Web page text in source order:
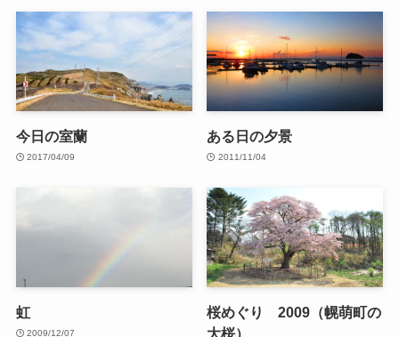
今日の室蘭
2017/04/09
ある日の夕景
2011/11/04
虹
2009/12/07
桜めぐり 2009（幌萌町の
大桜）